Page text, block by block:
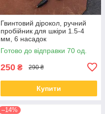
Гвинтовий дірокол, ручний
пробійник для шкіри 1.5-4
мм, 6 насадок
Готово до відправки 70 од.
250 ₴ 290 ₴
Купити
–14%